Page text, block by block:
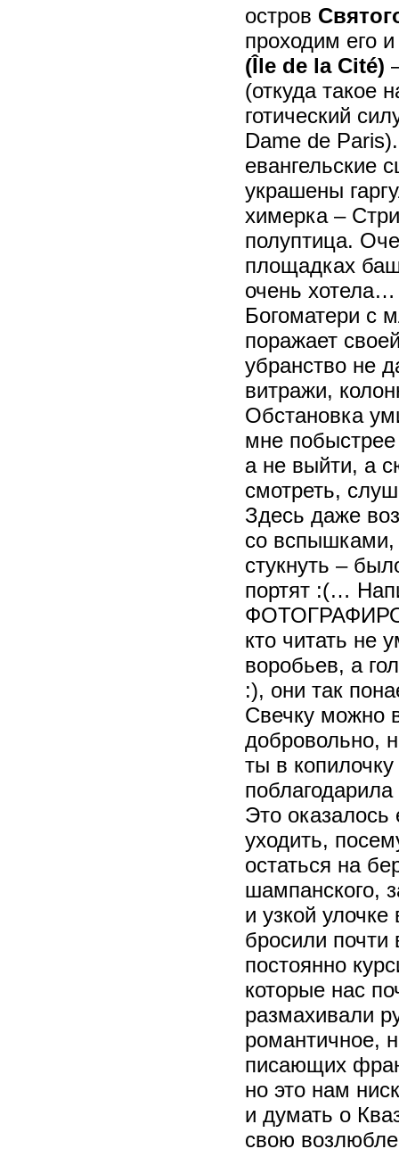
остров
проходим его
(Île de la Cité)
(откуда такое
готический
Dame de
евангельские
украшены
химерка –
полуптица.
площадках
очень
Богоматери с
поражает
убранство не
витражи,
Обстановка
мне побыстрее
а не выйти, а
смотреть,
Здесь даже
со вспышками,
стукнуть –
портят :(…
кто читать не
воробьев, а
:), они так
Свечку можно
добровольно,
ты в
Это оказалось
уходить,
остаться на
шампанского,
и узкой
бросили
постоянно
которые нас
размахивали
романтичное,
писающих
но это нам
и думать о
свою